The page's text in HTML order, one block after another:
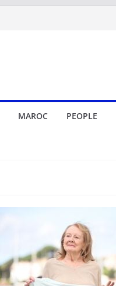
MAROC PEOPLE